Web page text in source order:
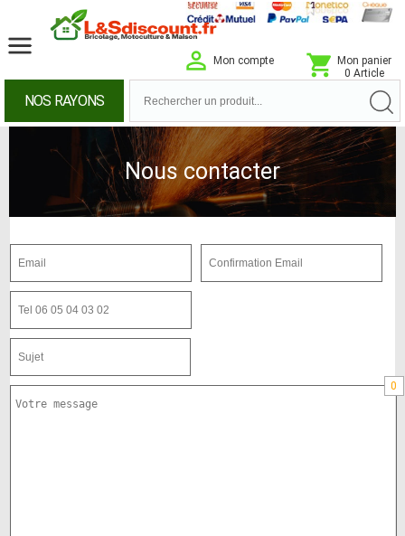
Mon compte
Mon panier
0 Article
NOS RAYONS
Nous contacter
0